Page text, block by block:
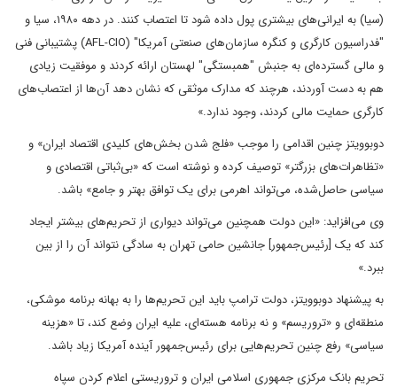
(سیا) به ایرانی‌های بیشتری پول داده شود تا اعتصاب کنند. در دهه ۱۹۸۰، سیا و
"فدراسیون کارگری و کنگره سازمان‌های صنعتی آمریکا" (AFL-CIO) پشتیبانی فنی
و مالی گسترده‌ای به جنبش "همبستگی" لهستان ارائه کردند و موفقیت زیادی
هم به دست آوردند، هرچند که مدارک موثقی که نشان دهد آن‌ها از اعتصاب‌های
کارگری حمایت مالی کردند، وجود ندارد.»
دوبوویتز چنین اقدامی را موجب «فلج شدن بخش‌های کلیدی اقتصاد ایران» و
«تظاهرات‌های بزرگتر» توصیف کرده و نوشته است که «بی‌ثباتی اقتصادی و
سیاسی حاصل‌شده، می‌تواند اهرمی برای یک توافق بهتر و جامع» باشد.
وی می‌افزاید: «این دولت همچنین می‌تواند دیواری از تحریم‌های بیشتر ایجاد
کند که یک [رئیس‌جمهور] جانشین حامی تهران به سادگی نتواند آن را از بین
ببرد.»
به پیشنهاد دوبوویتز، دولت ترامپ باید این تحریم‌ها را به بهانه‌ برنامه موشکی،
منطقه‌ای و «تروریسم» و نه برنامه هسته‌ای، علیه ایران وضع کند، تا «هزینه
سیاسی» رفع چنین تحریم‌هایی برای رئیس‌جمهور آینده آمریکا زیاد باشد.
تحریم بانک مرکزی جمهوری اسلامی ایران و تروریستی اعلام کردن سپاه